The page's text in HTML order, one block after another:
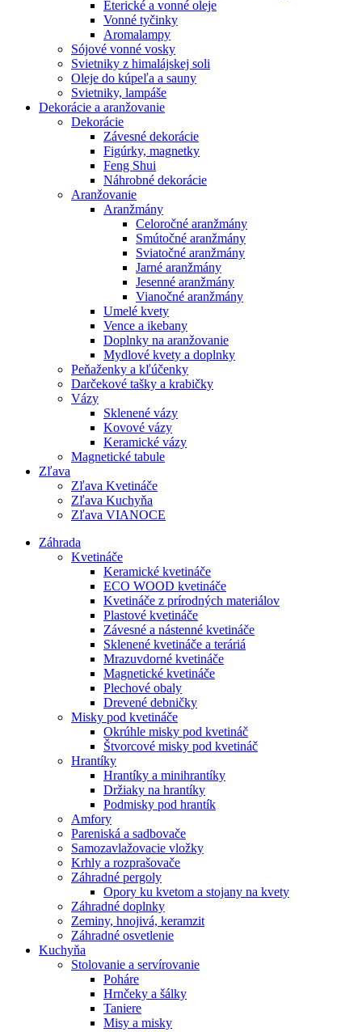
Éterické a vonné oleje
Vonné tyčinky
Aromalampy
Sójové vonné vosky
Svietniky z himalájskej soli
Oleje do kúpeľa a sauny
Svietniky, lampáše
Dekorácie a aranžovanie
Dekorácie
Závesné dekorácie
Figúrky, magnetky
Feng Shui
Náhrobné dekorácie
Aranžovanie
Aranžmány
Celoročné aranžmány
Smútočné aranžmány
Sviatočné aranžmány
Jarné aranžmány
Jesenné aranžmány
Vianočné aranžmány
Umelé kvety
Vence a ikebany
Doplnky na aranžovanie
Mydlové kvety a doplnky
Peňaženky a kľúčenky
Darčekové tašky a krabičky
Vázy
Sklenené vázy
Kovové vázy
Keramické vázy
Magnetické tabule
Zľava
Zľava Kvetináče
Zľava Kuchyňa
Zľava VIANOCE
Záhrada
Kvetináče
Keramické kvetináče
ECO WOOD kvetináče
Kvetináče z prírodných materiálov
Plastové kvetináče
Závesné a nástenné kvetináče
Sklenené kvetináče a teráriá
Mrazuvdorné kvetináče
Magnetické kvetináče
Plechové obaly
Drevené debničky
Misky pod kvetináče
Okrúhle misky pod kvetináč
Štvorcové misky pod kvetináč
Hrantíky
Hrantíky a minihrantíky
Držiaky na hrantíky
Podmisky pod hrantík
Amfory
Pareniská a sadbovače
Samozavlažovacie vložky
Krhly a rozprašovače
Záhradné pergoly
Opory ku kvetom a stojany na kvety
Záhradné doplnky
Zeminy, hnojivá, keramzit
Záhradné osvetlenie
Kuchyňa
Stolovanie a servírovanie
Poháre
Hrnčeky a šálky
Taniere
Misy a misky